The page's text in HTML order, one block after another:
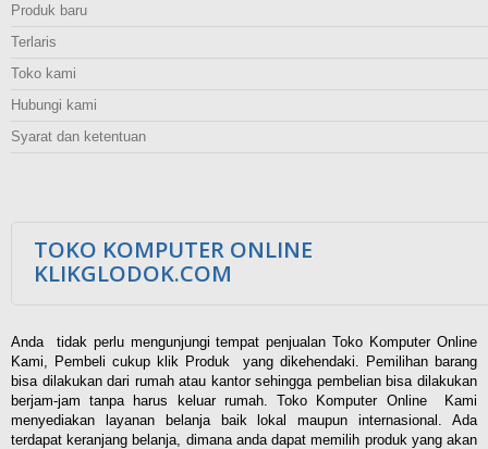
Produk baru
Terlaris
Toko kami
Hubungi kami
Syarat dan ketentuan
TOKO KOMPUTER ONLINE
KLIKGLODOK.COM
Anda tidak perlu mengunjungi tempat penjualan Toko Komputer Online
Kami, Pembeli cukup klik Produk yang dikehendaki. Pemilihan barang
bisa dilakukan dari rumah atau kantor sehingga pembelian bisa dilakukan
berjam-jam tanpa harus keluar rumah. Toko Komputer Online Kami
menyediakan layanan belanja baik lokal maupun internasional. Ada
terdapat keranjang belanja, dimana anda dapat memilih produk yang akan